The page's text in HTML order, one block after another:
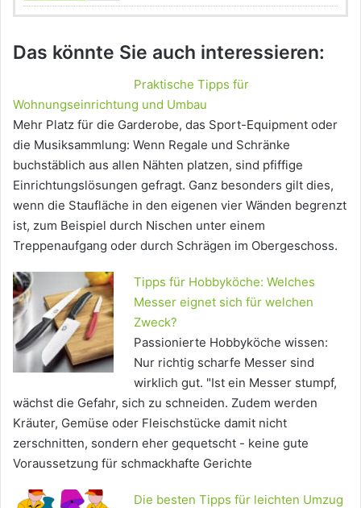
Das könnte Sie auch interessieren:
Praktische Tipps für
Wohnungseinrichtung und Umbau
Mehr Platz für die Garderobe, das Sport-Equipment oder
die Musiksammlung: Wenn Regale und Schränke
buchstäblich aus allen Nähten platzen, sind pfiffige
Einrichtungslösungen gefragt. Ganz besonders gilt dies,
wenn die Staufläche in den eigenen vier Wänden begrenzt
ist, zum Beispiel durch Nischen unter einem
Treppenaufgang oder durch Schrägen im Obergeschoss.
Tipps für Hobbyköche: Welches
Messer eignet sich für welchen
Zweck?
Passionierte Hobbyköche wissen:
Nur richtig scharfe Messer sind
wirklich gut. "Ist ein Messer stumpf,
wächst die Gefahr, sich zu schneiden. Zudem werden
Kräuter, Gemüse oder Fleischstücke damit nicht
zerschnitten, sondern eher gequetscht - keine gute
Voraussetzung für schmackhafte Gerichte
Die besten Tipps für leichten Umzug